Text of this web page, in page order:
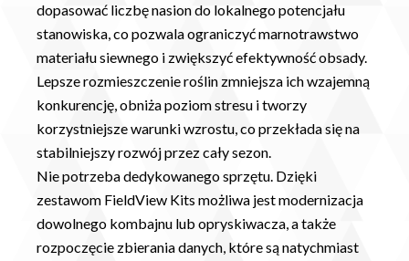
dopasować liczbę nasion do lokalnego potencjału
stanowiska, co pozwala ograniczyć marnotrawstwo
materiału siewnego i zwiększyć efektywność obsady.
Lepsze rozmieszczenie roślin zmniejsza ich wzajemną
konkurencję, obniża poziom stresu i tworzy
korzystniejsze warunki wzrostu, co przekłada się na
stabilniejszy rozwój przez cały sezon.
Nie potrzeba dedykowanego sprzętu. Dzięki
zestawom FieldView Kits możliwa jest modernizacja
dowolnego kombajnu lub opryskiwacza, a także
rozpoczęcie zbierania danych, które są natychmiast